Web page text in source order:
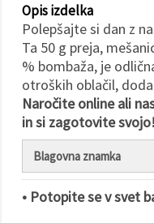
Opis izdelka
Polepšajte si dan z
Ta 50 g preja,
% bombaža, je
otroških oblačil,
Naročite online ali
in si zagotovite svojo!
Blagovna znamka
• Potopite se v svet